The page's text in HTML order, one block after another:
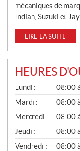
mécaniques de
Indian, Suzuki et
LIRE LA SUITE
HEURES
G
É
N
É
R
A
L
Lundi :
08:00
Mardi :
08:00
Mercredi :
08:00
Jeudi :
08:00
Vendredi :
08:00